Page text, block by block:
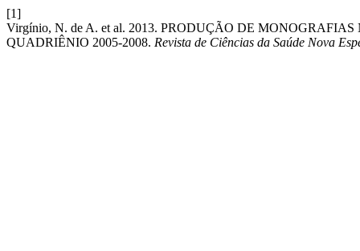
[1]
Virgínio, N. de A. et al. 2013. PRODUÇÃO DE
QUADRIÊNIO 2005-2008. Revista de Ciências da Saúde Nova